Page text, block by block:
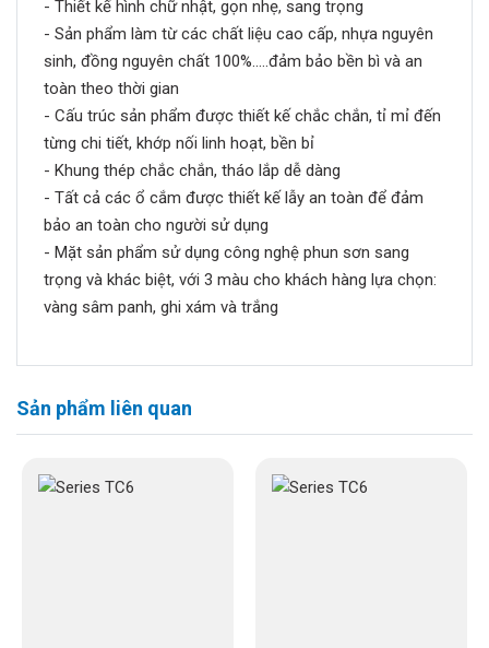
- Thiết kế hình chữ nhật, gọn nhẹ, sang trọng
- Sản phẩm làm từ các chất liệu cao cấp, nhựa nguyên
sinh, đồng nguyên chất 100%.....đảm bảo bền bì và an
toàn theo thời gian
- Cấu trúc sản phẩm được thiết kế chắc chắn, tỉ mỉ đến
từng chi tiết, khớp nối linh hoạt, bền bỉ
- Khung thép chắc chắn, tháo lắp dễ dàng
- Tất cả các ổ cắm được thiết kế lẫy an toàn để đảm
bảo an toàn cho người sử dụng
- Mặt sản phẩm sử dụng công nghệ phun sơn sang
trọng và khác biệt, với 3 màu cho khách hàng lựa chọn:
vàng sâm panh, ghi xám và trắng
Sản phẩm liên quan